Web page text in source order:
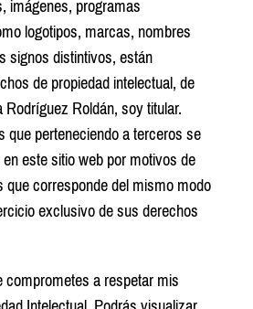
imágenes, programas
logotipos, marcas, nombres
signos distintivos, están
de propiedad intelectual, de
Roldán, soy titular.
que perteneciendo a terceros se
este sitio web por motivos de
corresponde del mismo modo
exclusivo de sus derechos
a respetar mis